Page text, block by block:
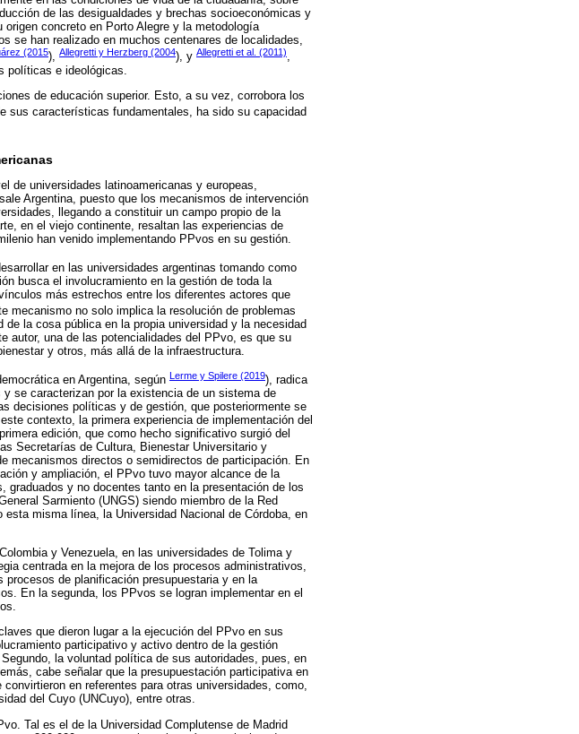
de las desigualdades y brechas socioeconómicas y
concreto en Porto Alegre y la metodología
se han realizado en muchos centenares de localidades,
(2015), Allegretti y Herzberg (2004), y Allegretti et al. (2011),
políticas e ideológicas.
de educación superior. Esto, a su vez, corrobora los
sus características fundamentales, ha sido su capacidad
de universidades latinoamericanas y europeas,
Argentina, puesto que los mecanismos de intervención
llegando a constituir un campo propio de la
en el viejo continente, resaltan las experiencias de
han venido implementando PPvos en su gestión.
en las universidades argentinas tomando como
busca el involucramiento en la gestión de toda la
más estrechos entre los diferentes actores que
mecanismo no solo implica la resolución de problemas
la cosa pública en la propia universidad y la necesidad
autor, una de las potencialidades del PPvo, es que su
y otros, más allá de la infraestructura.
en Argentina, según Lerme y Spilere (2019), radica
se caracterizan por la existencia de un sistema de
decisiones políticas y de gestión, que posteriormente se
contexto, la primera experiencia de implementación del
edición, que como hecho significativo surgió del
Secretarías de Cultura, Bienestar Universitario y
mecanismos directos o semidirectos de participación. En
y ampliación, el PPvo tuvo mayor alcance de la
graduados y no docentes tanto en la presentación de los
Sarmiento (UNGS) siendo miembro de la Red
misma línea, la Universidad Nacional de Córdoba, en
y Venezuela, en las universidades de Tolima y
centrada en la mejora de los procesos administrativos,
de planificación presupuestaria y en la
En la segunda, los PPvos se logran implementar en el
que dieron lugar a la ejecución del PPvo en sus
participativo y activo dentro de la gestión
la voluntad política de sus autoridades, pues, en
cabe señalar que la presupuestación participativa en
en referentes para otras universidades, como,
del Cuyo (UNCuyo), entre otras.
Tal es el de la Universidad Complutense de Madrid